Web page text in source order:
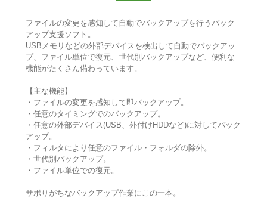
ファイルの変更を感知して自動でバックアップを行うバック
アップ支援ソフト。
USBメモリなどの外部デバイスを検出して自動でバックアッ
プ、ファイル単位で復元、世代別バックアップなど、便利な
機能がたくさん備わっています。
【主な機能】
・ファイルの変更を感知して即バックアップ。
・任意のタイミングでのバックアップ。
・任意の外部デバイス(USB、外付けHDDなど)に対してバック
アップ。
・フィルタにより任意のファイル・フォルダの除外。
・世代別バックアップ。
・ファイル単位での復元。
サボりがちなバックアップ作業にこの一本。